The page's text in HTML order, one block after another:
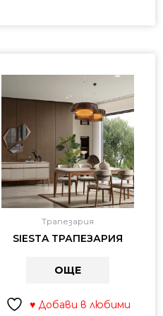
Трапезария
SIESTA ТРАПЕЗАРИЯ
ОЩЕ
♥ Добави в любими